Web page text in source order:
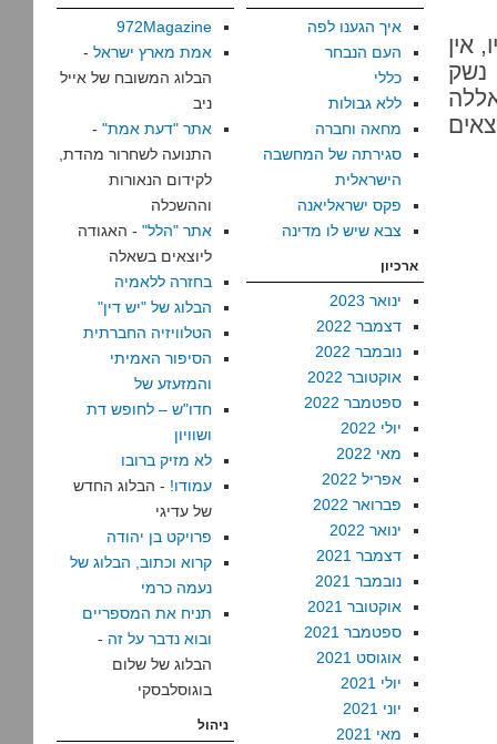
אין
איך הגענו לפה
העם הנבחר
כללי
ללא גבולות
מחאה וחברה
סגירתה של המחשבה
הישראלית
פקס ישראליאנה
צבא שיש לו מדינה
ארכיון
ינואר 2023
דצמבר 2022
נובמבר 2022
אוקטובר 2022
ספטמבר 2022
יולי 2022
מאי 2022
אפריל 2022
פברואר 2022
ינואר 2022
דצמבר 2021
נובמבר 2021
אוקטובר 2021
ספטמבר 2021
אוגוסט 2021
יולי 2021
יוני 2021
מאי 2021
972Magazine
אמת מארץ ישראל -
הבלוג המשובח של אייל
ניב
אתר "דעת אמת" -
התנועה לשחרור מהדת,
לקידום הנאורות
וההשכלה
אתר "הלל" - האגודה
ליוצאים בשאלה
בחזרה ללאמיה
הבלוג של "יש דין"
הטלוויזיה החברתית
הסיפור האמיתי
והמזעזע של
חדו"ש – לחופש דת
ושוויון
לא מזיק ברובו
עמודו! - הבלוג החדש
של עדיגי
פרויקט בן יהודה
קרוא וכתוב, הבלוג של
נעמה כרמי
תניח את המספריים
ובוא נדבר על זה -
הבלוג של שלום
בוגוסלבסקי
ניהול